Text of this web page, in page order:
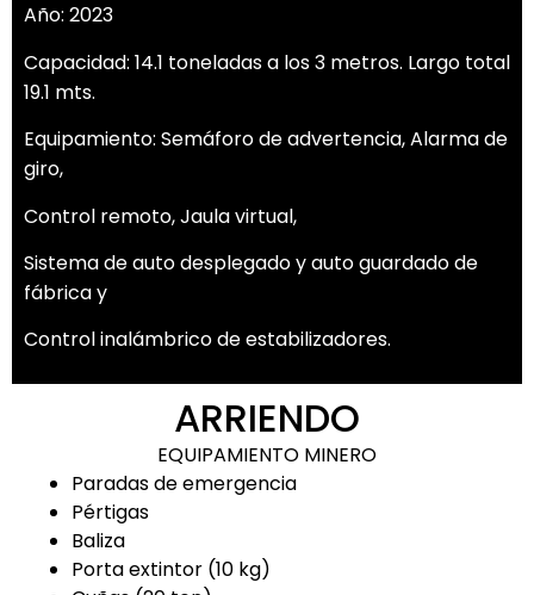
Año: 2023
Capacidad: 14.1 toneladas a los 3 metros. Largo total
19.1 mts.
Equipamiento: Semáforo de advertencia, Alarma de
giro,
Control remoto, Jaula virtual,
Sistema de auto desplegado y auto guardado de
fábrica y
Control inalámbrico de estabilizadores.
ARRIENDO
EQUIPAMIENTO MINERO
Paradas de emergencia
Pértigas
Baliza
Porta extintor (10 kg)